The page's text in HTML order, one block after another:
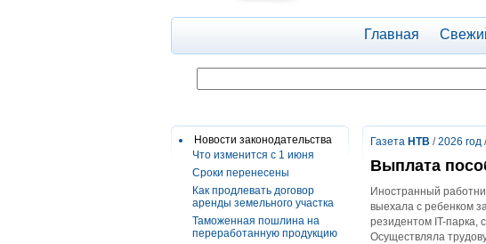
Главная
Новости законодательства
Что изменится с 1 июня
Сроки перенесены
Как продлевать договор
аренды земельного участка
Таможенная пошлина на
переработанную продукцию
Газета НТВ /2026 год
Выплата
Иностранный
выехала с ребенком
резидентом IT-парка,
Осуществляла